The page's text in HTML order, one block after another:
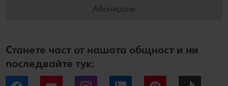
Абониране
Станете част от нашата общност и ни
последвайте тук: